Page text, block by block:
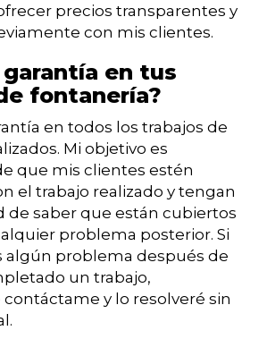
precios transparentes y
con mis clientes.
en tus
fontanería?
en todos los trabajos de
Mi objetivo es
que mis clientes estén
el trabajo realizado y tengan
de saber que están cubiertos
problema posterior. Si
algún problema después de
un trabajo,
y lo resolveré sin